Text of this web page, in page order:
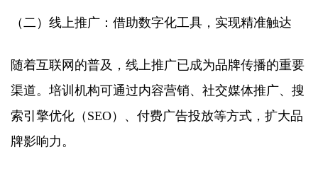
（二）线上推广：借助数字化工具，实现精准触达​
随着互联网的普及，线上推广已成为品牌传播的重要
渠道。培训机构可通过内容营销、社交媒体推广、搜
索引擎优化（SEO）、付费广告投放等方式，扩大品
牌影响力。​